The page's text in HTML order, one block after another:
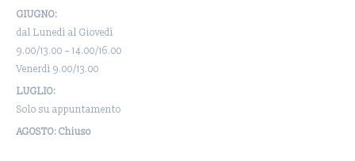
GIUGNO:
dal Lunedì al Giovedì
9.00/13.00 – 14.00/16.00
Venerdì 9.00/13.00
LUGLIO:
Solo su appuntamento
AGOSTO: Chiuso